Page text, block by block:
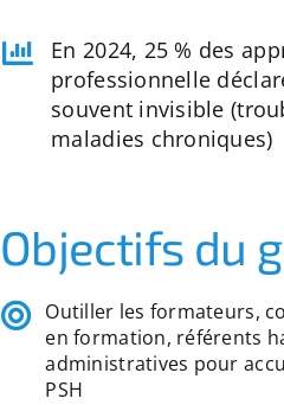
En 2024, 25 % des
professionnelle
souvent invisible
maladies chroniques)
Objectifs du
Outiller les formateurs,
en formation, référents
administratives pour
PSH